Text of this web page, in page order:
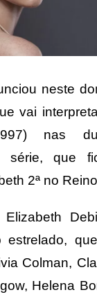
neste
vai
nas
série, que
2ª no
estrelado,
Colman,
Helena